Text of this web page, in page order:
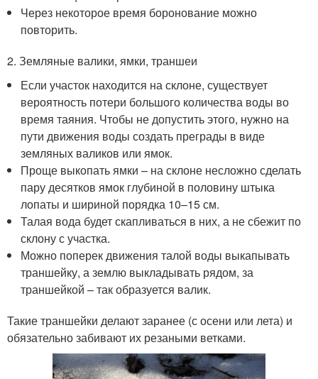
Через некоторое время боронование можно
повторить.
2. Земляные валики, ямки, траншеи
Если участок находится на склоне, существует
вероятность потери большого количества воды во
время таяния. Чтобы не допустить этого, нужно на
пути движения воды создать преграды в виде
земляных валиков или ямок.
Проще выкопать ямки – на склоне несложно сделать
пару десятков ямок глубиной в половину штыка
лопаты и шириной порядка 10–15 см.
Талая вода будет скапливаться в них, а не сбежит по
склону с участка.
Можно поперек движения талой воды выкапывать
траншейку, а землю выкладывать рядом, за
траншейкой – так образуется валик.
Такие траншейки делают заранее (с осени или лета) и
обязательно забивают их резаными ветками.